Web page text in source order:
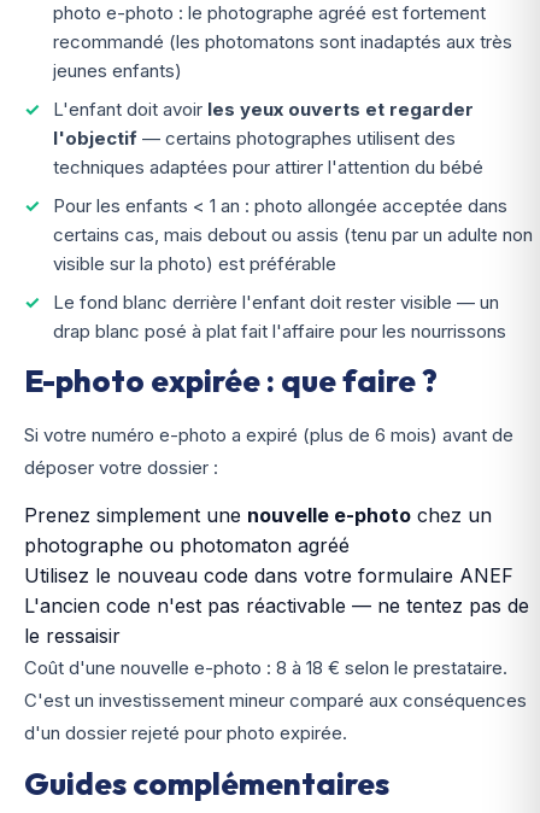
photo e-photo : le photographe agréé est fortement
recommandé (les photomatons sont inadaptés aux très
jeunes enfants)
L'enfant doit avoir les yeux ouverts et regarder
l'objectif — certains photographes utilisent des
techniques adaptées pour attirer l'attention du bébé
Pour les enfants < 1 an : photo allongée acceptée dans
certains cas, mais debout ou assis (tenu par un adulte non
visible sur la photo) est préférable
Le fond blanc derrière l'enfant doit rester visible — un
drap blanc posé à plat fait l'affaire pour les nourrissons
E-photo expirée : que faire ?
Si votre numéro e-photo a expiré (plus de 6 mois) avant de
déposer votre dossier :
Prenez simplement une nouvelle e-photo chez un
photographe ou photomaton agréé
Utilisez le nouveau code dans votre formulaire ANEF
L'ancien code n'est pas réactivable — ne tentez pas de
le ressaisir
Coût d'une nouvelle e-photo : 8 à 18 € selon le prestataire.
C'est un investissement mineur comparé aux conséquences
d'un dossier rejeté pour photo expirée.
Guides complémentaires